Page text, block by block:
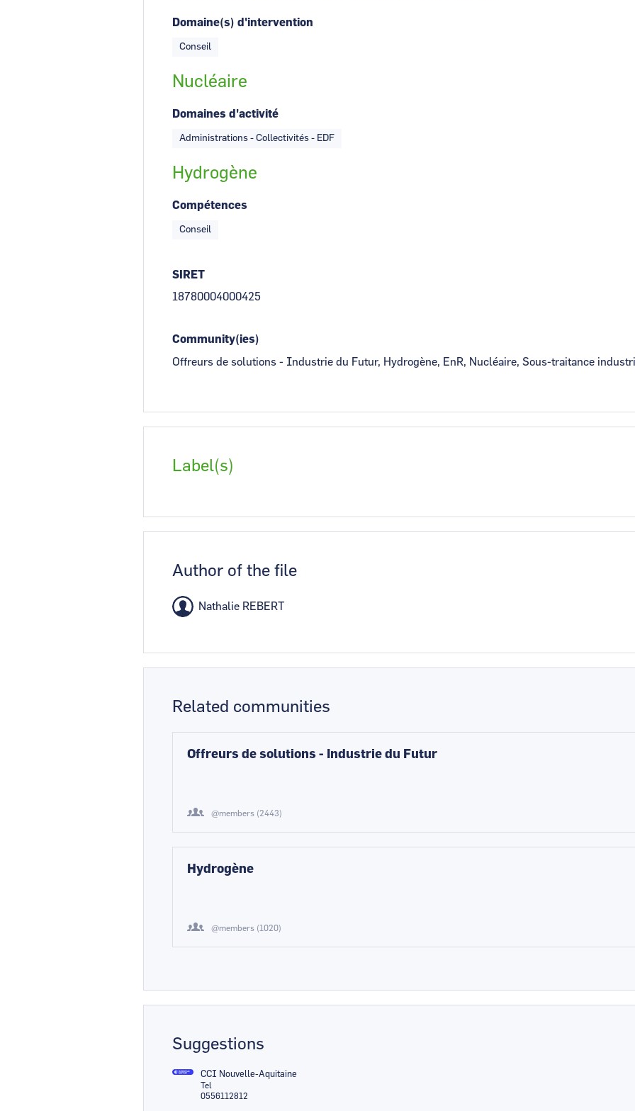
Domaine(s) d'intervention
Conseil
Nucléaire
Domaines d'activité
Administrations - Collectivités - EDF
Hydrogène
Compétences
Conseil
SIRET
18780004000425
Community(ies)
Offreurs de solutions - Industrie du Futur, Hydrogène, EnR, Nucléaire, Sous-traitance
Label(s)
Author of the file
Nathalie REBERT
Related communities
Offreurs de solutions - Industrie du Futur
@members (2443)
Hydrogène
@members (1020)
Suggestions
CCI Nouvelle-Aquitaine
Tel
0556112812